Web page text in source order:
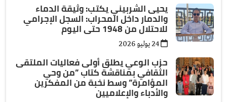
يحيى الشربيني يكتب: وثيقة الدماء
والدمار داخل المحراب: السجل الإجرامي
للاحتلال من 1948 حتى اليوم
حزب الوعي يطلق أولى فعاليات الملتقى
الثقافي بمناقشة كتاب ”من وحي
المؤامرة” وسط نخبة من المفكرين
والأدباء والإعلاميين